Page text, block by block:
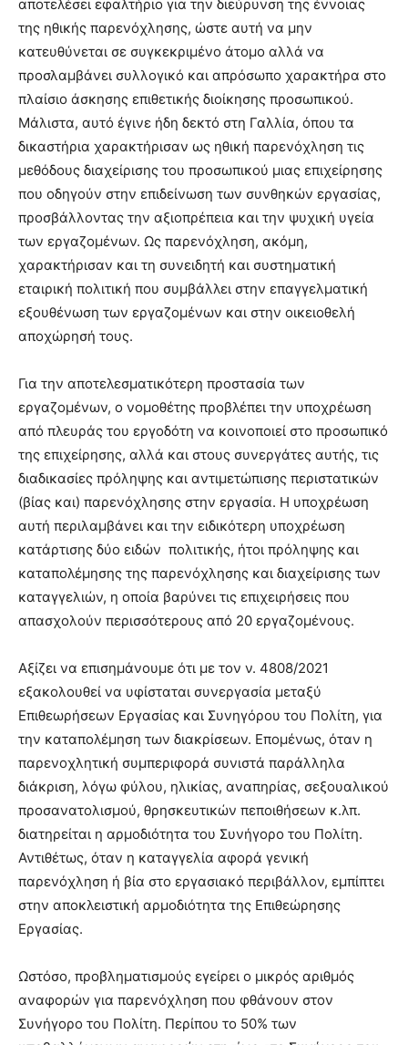
αποτελέσει εφαλτήριο για την διεύρυνση της έννοιας
της ηθικής παρενόχλησης, ώστε αυτή να μην
κατευθύνεται σε συγκεκριμένο άτομο αλλά να
προσλαμβάνει συλλογικό και απρόσωπο χαρακτήρα στο
πλαίσιο άσκησης επιθετικής διοίκησης προσωπικού.
Μάλιστα, αυτό έγινε ήδη δεκτό στη Γαλλία, όπου τα
δικαστήρια χαρακτήρισαν ως ηθική παρενόχληση τις
μεθόδους διαχείρισης του προσωπικού μιας επιχείρησης
που οδηγούν στην επιδείνωση των συνθηκών εργασίας,
προσβάλλοντας την αξιοπρέπεια και την ψυχική υγεία
των εργαζομένων. Ως παρενόχληση, ακόμη,
χαρακτήρισαν και τη συνειδητή και συστηματική
εταιρική πολιτική που συμβάλλει στην επαγγελματική
εξουθένωση των εργαζομένων και στην οικειοθελή
αποχώρησή τους.
Για την αποτελεσματικότερη προστασία των
εργαζομένων, ο νομοθέτης προβλέπει την υποχρέωση
από πλευράς του εργοδότη να κοινοποιεί στο προσωπικό
της επιχείρησης, αλλά και στους συνεργάτες αυτής, τις
διαδικασίες πρόληψης και αντιμετώπισης περιστατικών
(βίας και) παρενόχλησης στην εργασία. Η υποχρέωση
αυτή περιλαμβάνει και την ειδικότερη υποχρέωση
κατάρτισης δύο ειδών πολιτικής, ήτοι πρόληψης και
καταπολέμησης της παρενόχλησης και διαχείρισης των
καταγγελιών, η οποία βαρύνει τις επιχειρήσεις που
απασχολούν περισσότερους από 20 εργαζομένους.
Αξίζει να επισημάνουμε ότι με τον ν. 4808/2021
εξακολουθεί να υφίσταται συνεργασία μεταξύ
Επιθεωρήσεων Εργασίας και Συνηγόρου του Πολίτη, για
την καταπολέμηση των διακρίσεων. Επομένως, όταν η
παρενοχλητική συμπεριφορά συνιστά παράλληλα
διάκριση, λόγω φύλου, ηλικίας, αναπηρίας, σεξουαλικού
προσανατολισμού, θρησκευτικών πεποιθήσεων κ.λπ.
διατηρείται η αρμοδιότητα του Συνήγορο του Πολίτη.
Αντιθέτως, όταν η καταγγελία αφορά γενική
παρενόχληση ή βία στο εργασιακό περιβάλλον, εμπίπτει
στην αποκλειστική αρμοδιότητα της Επιθεώρησης
Εργασίας.
Ωστόσο, προβληματισμούς εγείρει ο μικρός αριθμός
αναφορών για παρενόχληση που φθάνουν στον
Συνήγορο του Πολίτη. Περίπου το 50% των